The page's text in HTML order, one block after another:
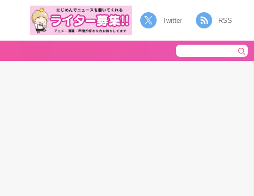
Twitter RSS